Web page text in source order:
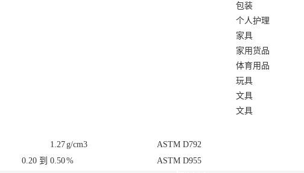
包装
个人护理
家具
家用货品
体育用品
玩具
文具
文具
1.27g/cm3
ASTM D792
0.20 到 0.50%
ASTM D955